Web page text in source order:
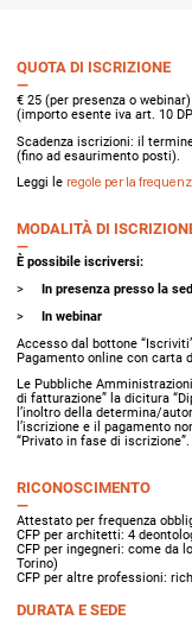
QUOTA DI ISCRIZIONE
€ 25 (per presenza o webinar)
(importo esente iva art. 10
Scadenza iscrizioni: il
(fino ad esaurimento posti).
Leggi le regole per la
MODALITÀ DI
È possibile iscriversi:
In presenza presso la
In webinar
Accesso dal bottone
Pagamento online con carta
Le Pubbliche
di fatturazione” la dicitura
l’inoltro della determina/
l’iscrizione e il pagamento
“Privato in fase di iscrizione”.
RICONOSCIMENTO
Attestato per frequenza
CFP per architetti: 4
CFP per ingegneri: come da
Torino)
CFP per altre professioni:
DURATA E SEDE